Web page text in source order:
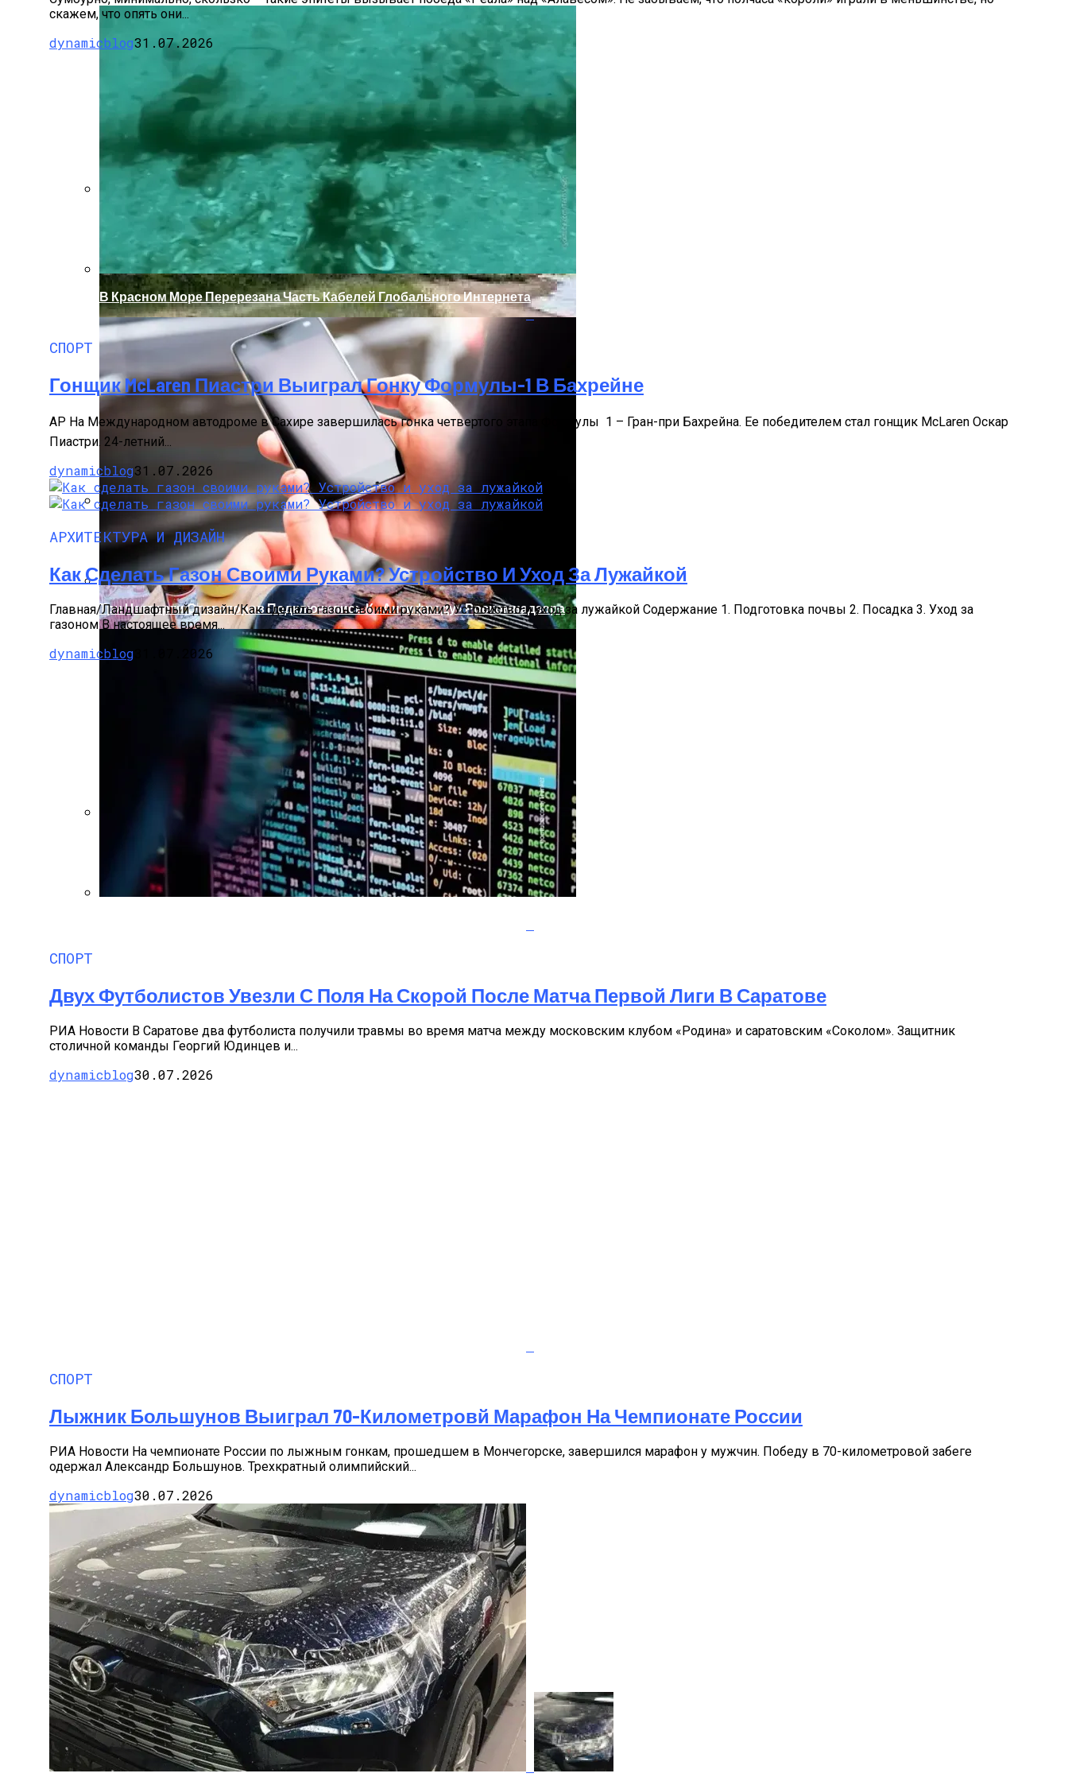
Как Купить Сотовый Поликарбонат В Нижнем Новгороде
Палатка На Троих – Ваш Мобильный Дом
Преимущества И Особенности Угольных Грилей
В Красном Море Перерезана Часть Кабелей Глобального Интернета
Три Четверти Операторов Подключились К «Антифроду» Роскомнадзора
скажем, что опять они...
dynamicblog31.07.2026
СПОРТ
Гонщик McLaren Пиастри Выиграл Гонку Формулы-1 В Бахрейне
AP На Международном автодроме в Сахире завершилась гонка четвертого этапа Формулы  1 – Гран-при Бахрейна. Ее победителем стал гонщик McLaren Оскар
Пиастри. 24-летний...
dynamicblog31.07.2026
АРХИТЕКТУРА И ДИЗАЙН
Как Сделать Газон Своими Руками? Устройство И Уход За Лужайкой
Главная/Ландшафтный дизайн/Как сделать газон своими руками? Устройство и уход за лужайкой Содержание 1. Подготовка почвы 2. Посадка 3. Уход за
газоном В настоящее время...
dynamicblog 31.07.2026
СПОРТ
Двух Футболистов Увезли С Поля На Скорой После Матча Первой Лиги В Саратове
РИА Новости В Саратове два футболиста получили травмы во время матча между московским клубом «Родина» и саратовским «Соколом». Защитник
столичной команды Георгий Юдинцев и...
dynamicblog30.07.2026
СПОРТ
Лыжник Большунов Выиграл 70-Километровй Марафон На Чемпионате России
РИА Новости На чемпионате России по лыжным гонкам, прошедшем в Мончегорске, завершился марафон у мужчин. Победу в 70-километровой забеге
одержал Александр Большунов. Трехкратный олимпийский...
dynamicblog30.07.2026